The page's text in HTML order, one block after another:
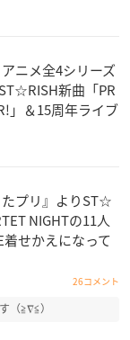
アニメ全4シリーズ
新曲「PR
」＆15周年ライブ
たプリ』よりST☆
NIGHTの11人
着せかえになって
26コメント
（≧∇≦）